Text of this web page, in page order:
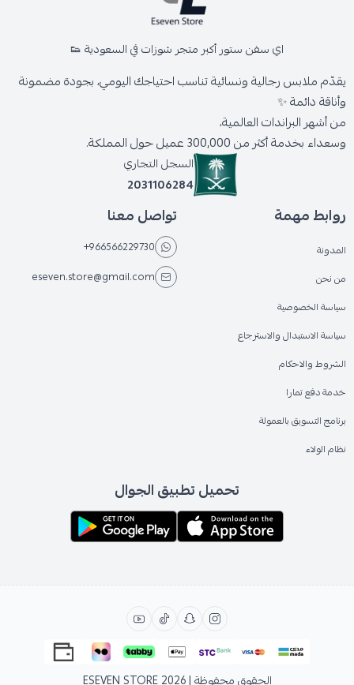
اي سفن ستور أكبر متجر شوزات في السعودية 👟
يقدّم ملابس رجالية ونسائية تناسب احتياجك اليومي، بجودة مضمونة
وأناقة دائمة ✨
من أشهر البراندات العالمية،
وسعداء بخدمة أكثر من 300,000 عميل حول المملكة.
السجل التجاري
2031106284
روابط مهمة
المدونة
من نحن
سياسة الخصوصية
سياسة الاستبدال والاسترجاع
الشروط والاحكام
خدمة دفع تمارا
برنامج التسويق بالعمولة
نظام الولاء
تواصل معنا
+966566229730
eseven.store@gmail.com
تحميل تطبيق الجوال
الحقوق محفوظة | 2026 ESEVEN STORE